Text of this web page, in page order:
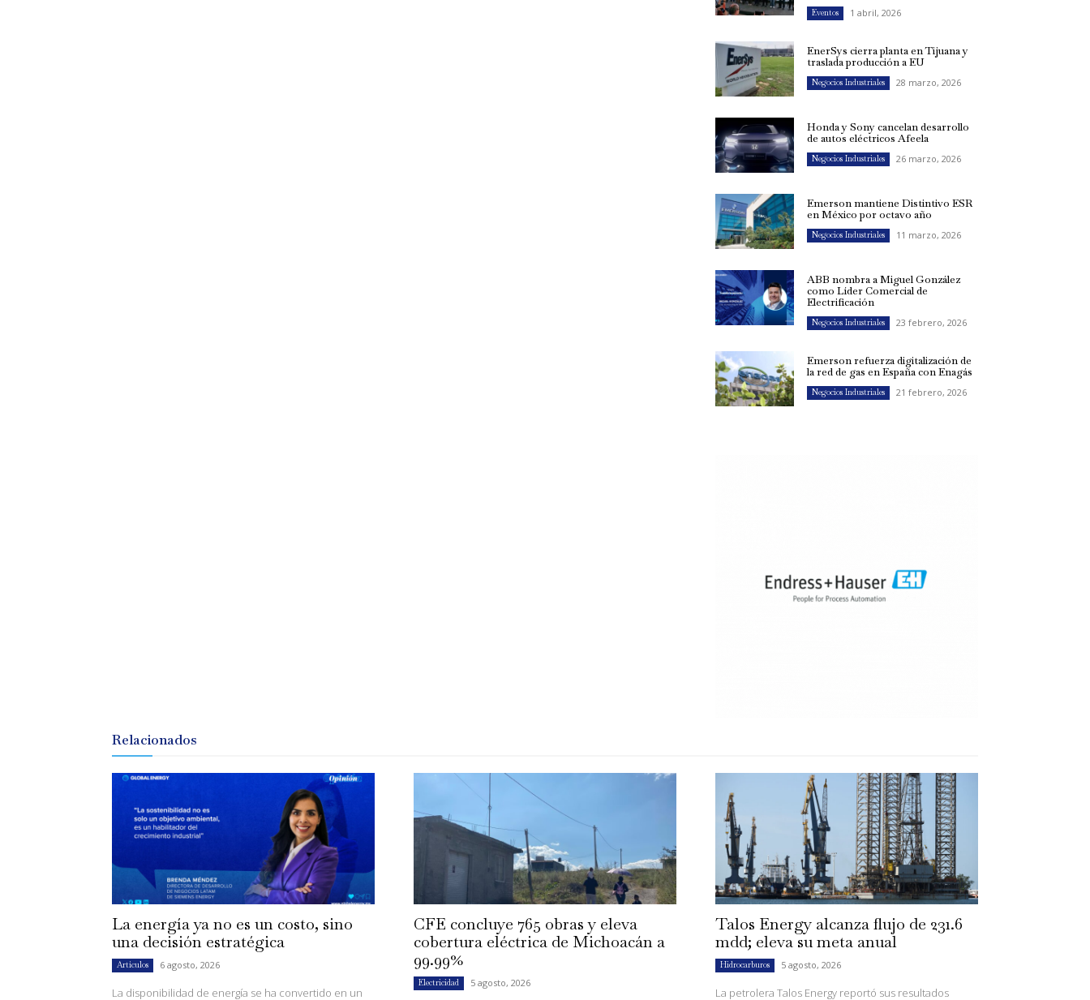
Eventos 1 abril, 2026
EnerSys cierra planta en Tijuana y
traslada producción a EU
Negocios Industriales 28 marzo, 2026
Honda y Sony cancelan desarrollo
de autos eléctricos Afeela
Negocios Industriales 26 marzo, 2026
Emerson mantiene Distintivo ESR
en México por octavo año
Negocios Industriales 11 marzo, 2026
ABB nombra a Miguel González
como Líder Comercial de
Electrificación
Negocios Industriales 23 febrero, 2026
Emerson refuerza digitalización de
la red de gas en España con Enagás
Negocios Industriales 21 febrero, 2026
Relacionados
La energía ya no es un costo, sino
una decisión estratégica
Artículos 6 agosto, 2026
La disponibilidad de energía se ha convertido en un
CFE concluye 765 obras y eleva
cobertura eléctrica de Michoacán a
99.99%
Electricidad 5 agosto, 2026
Talos Energy alcanza flujo de 231.6
mdd; eleva su meta anual
Hidrocarburos 5 agosto, 2026
La petrolera Talos Energy reportó sus resultados